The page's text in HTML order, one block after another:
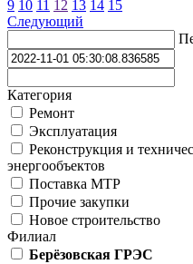
9 10 11 12 13 14 15
Следующий
Категория
Ремонт
Эксплуатация
Реконструкция и
энергообъектов
Поставка МТР
Прочие закупки
Новое строительство
Филиал
Берёзовская ГРЭС